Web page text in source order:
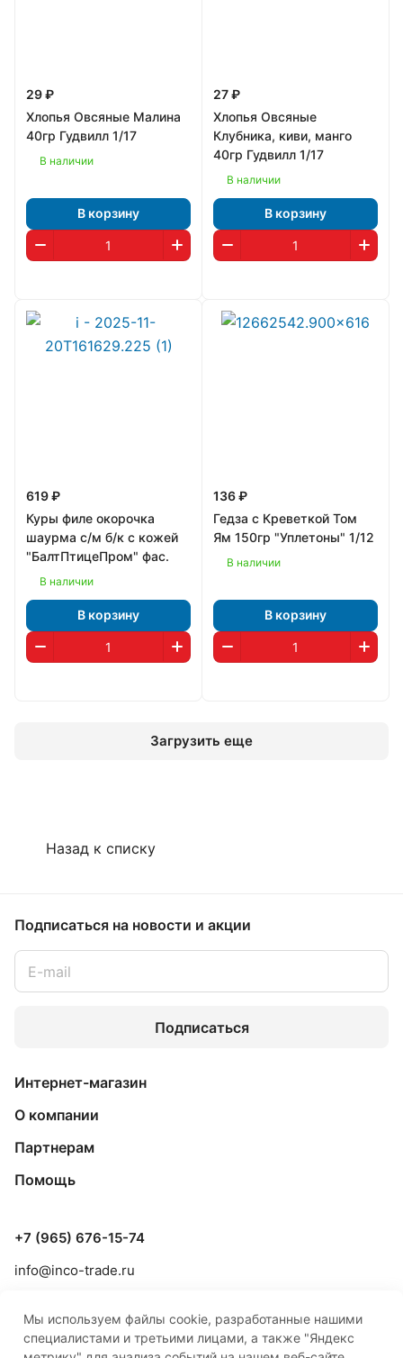
29 ₽
Хлопья Овсяные Малина
40гр Гудвилл 1/17
В наличии
В корзину
27 ₽
Хлопья Овсяные
Клубника, киви, манго
40гр Гудвилл 1/17
В наличии
В корзину
619 ₽
Куры филе окорочка
шаурма с/м б/к с кожей
"БалтПтицеПром" фас.
В наличии
В корзину
136 ₽
Гедза с Креветкой Том
Ям 150гр "Уплетоны" 1/12
В наличии
В корзину
Загрузить еще
Назад к списку
Подписаться на новости и акции
Подписаться
Интернет-магазин
О компании
Партнерам
Помощь
+7 (965) 676-15-74
info@inco-trade.ru
Мы используем файлы cookie, разработанные нашими
специалистами и третьими лицами, а также "Яндекс